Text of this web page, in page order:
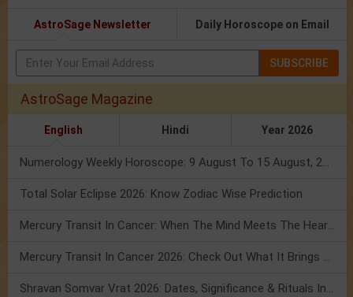
AstroSage Newsletter Daily Horoscope on Email
SUBSCRIBE
AstroSage Magazine
English Hindi Year 2026
Numerology Weekly Horoscope: 9 August To 15 August, 2026
Total Solar Eclipse 2026: Know Zodiac Wise Prediction
Mercury Transit In Cancer: When The Mind Meets The Heart!
Mercury Transit In Cancer 2026: Check Out What It Brings For You
Shravan Somvar Vrat 2026: Dates, Significance & Rituals In August